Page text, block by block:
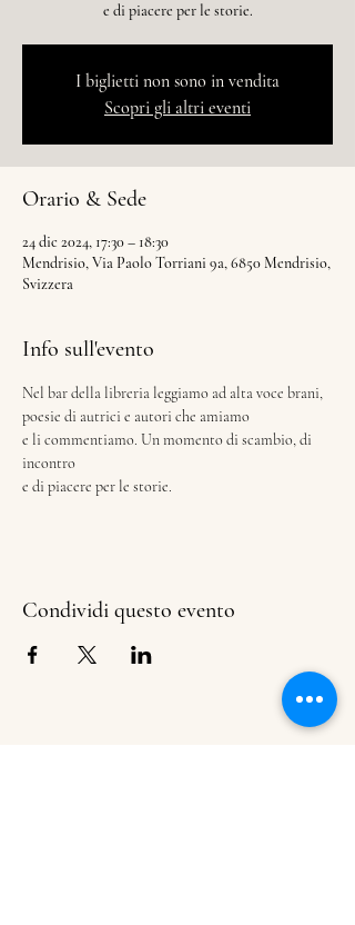
e di piacere per le storie.
I biglietti non sono in vendita
Scopri gli altri eventi
Orario & Sede
24 dic 2024, 17:30 – 18:30
Mendrisio, Via Paolo Torriani 9a, 6850 Mendrisio,
Svizzera
Info sull'evento
Nel bar della libreria leggiamo ad alta voce brani,
poesie di autrici e autori che amiamo
e li commentiamo. Un momento di scambio, di
incontro
e di piacere per le storie.
Condividi questo evento